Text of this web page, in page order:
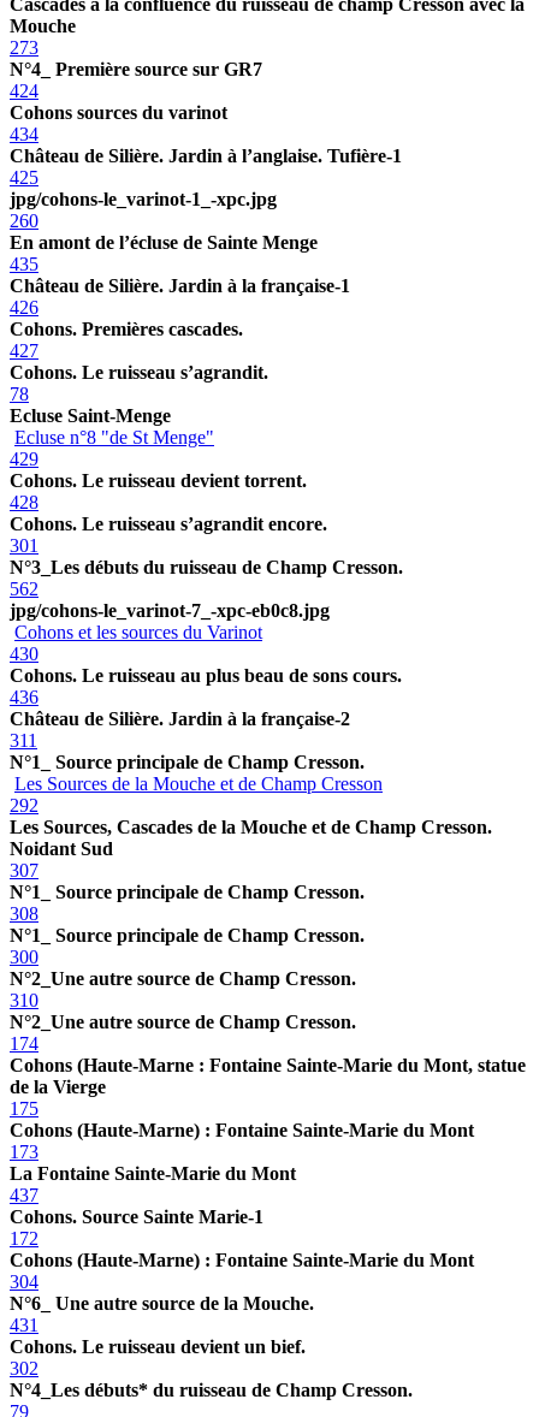
Mouche
273
N°4_ Première source sur GR7
424
Cohons sources du varinot
434
Château de Silière. Jardin à l’anglaise. Tufière-1
425
jpg/cohons-le_varinot-1_-xpc.jpg
260
En amont de l’écluse de Sainte Menge
435
Château de Silière. Jardin à la française-1
426
Cohons. Premières cascades.
427
Cohons. Le ruisseau s’agrandit.
78
Ecluse Saint-Menge
Ecluse n°8 "de St Menge"
429
Cohons. Le ruisseau devient torrent.
428
Cohons. Le ruisseau s’agrandit encore.
301
N°3_Les débuts du ruisseau de Champ Cresson.
562
jpg/cohons-le_varinot-7_-xpc-eb0c8.jpg
Cohons et les sources du Varinot
430
Cohons. Le ruisseau au plus beau de sons cours.
436
Château de Silière. Jardin à la française-2
311
N°1_ Source principale de Champ Cresson.
Les Sources de la Mouche et de Champ Cresson
292
Les Sources, Cascades de la Mouche et de Champ Cresson.
Noidant Sud
307
N°1_ Source principale de Champ Cresson.
308
N°1_ Source principale de Champ Cresson.
300
N°2_Une autre source de Champ Cresson.
310
N°2_Une autre source de Champ Cresson.
174
Cohons (Haute-Marne : Fontaine Sainte-Marie du Mont, statue
de la Vierge
175
Cohons (Haute-Marne) : Fontaine Sainte-Marie du Mont
173
La Fontaine Sainte-Marie du Mont
437
Cohons. Source Sainte Marie-1
172
Cohons (Haute-Marne) : Fontaine Sainte-Marie du Mont
304
N°6_ Une autre source de la Mouche.
431
Cohons. Le ruisseau devient un bief.
302
N°4_Les débuts* du ruisseau de Champ Cresson.
79